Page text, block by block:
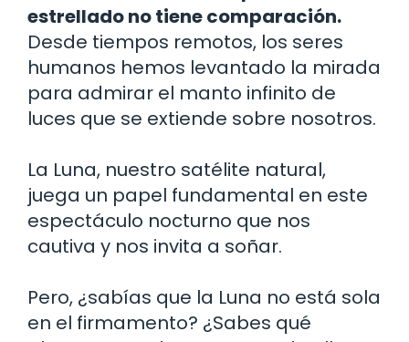
estrellado no tiene comparación.
Desde tiempos remotos, los seres
humanos hemos levantado la mirada
para admirar el manto infinito de
luces que se extiende sobre nosotros.
La Luna, nuestro satélite natural,
juega un papel fundamental en este
espectáculo nocturno que nos
cautiva y nos invita a soñar.
Pero, ¿sabías que la Luna no está sola
en el firmamento? ¿Sabes qué